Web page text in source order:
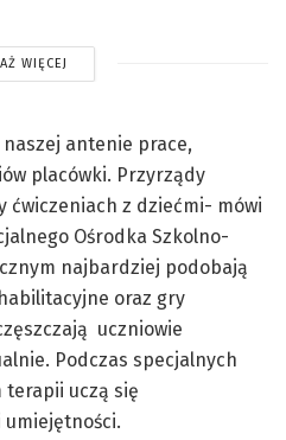
WIĘCEJ
naszej antenie prace,
placówki. Przyrządy
ćwiczeniach z dziećmi- mówi
Ośrodka Szkolno-
najbardziej podobają
oraz gry
uczniowie
Podczas specjalnych
uczą się
umiejętności.